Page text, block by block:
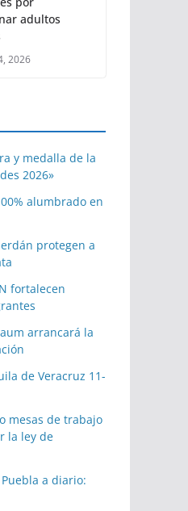
adultos
2026
y medalla de la
2026»
alumbrado en
protegen a
fortalecen
arrancará la
de Veracruz 11-
mesas de trabajo
la ley de
a diario: